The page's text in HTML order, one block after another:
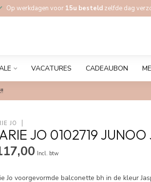
Op werkdagen voor 15u besteld zelfde dag
VACATURES CADEAUBON
JO
JO 0102719 JUNOO
Incl. btw
Jo voorgevormde balconette bh in de kleur